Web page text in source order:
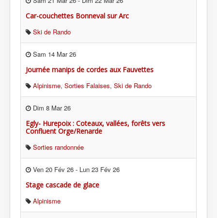
Car-couchettes Bonneval sur Arc
Ski de Rando
Sam 14 Mar 26
Journée manips de cordes aux Fauvettes
Alpinisme, Sorties Falaises, Ski de Rando
Dim 8 Mar 26
Egly- Hurepoix : Coteaux, vallées, forêts vers
Confluent Orge/Renarde
Sorties randonnée
Ven 20 Fév 26 - Lun 23 Fév 26
Stage cascade de glace
Alpinisme